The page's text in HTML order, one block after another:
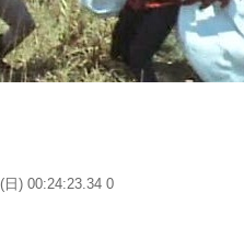
日) 00:24:23.34 0